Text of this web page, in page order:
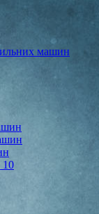
машин
10